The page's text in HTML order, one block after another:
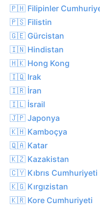
🇵🇭 Filipinler
🇵🇸 Filistin
🇬🇪 Gürcistan
🇮🇳 Hindistan
🇭🇰 Hong Kong
🇮🇶 Irak
🇮🇷 İran
🇮🇱 İsrail
🇯🇵 Japonya
🇰🇭 Kamboçya
🇶🇦 Katar
🇰🇿 Kazakistan
🇨🇾 Kıbrıs Cumhuriyeti
🇰🇬 Kırgızistan
🇰🇷 Kore Cumhuriyeti